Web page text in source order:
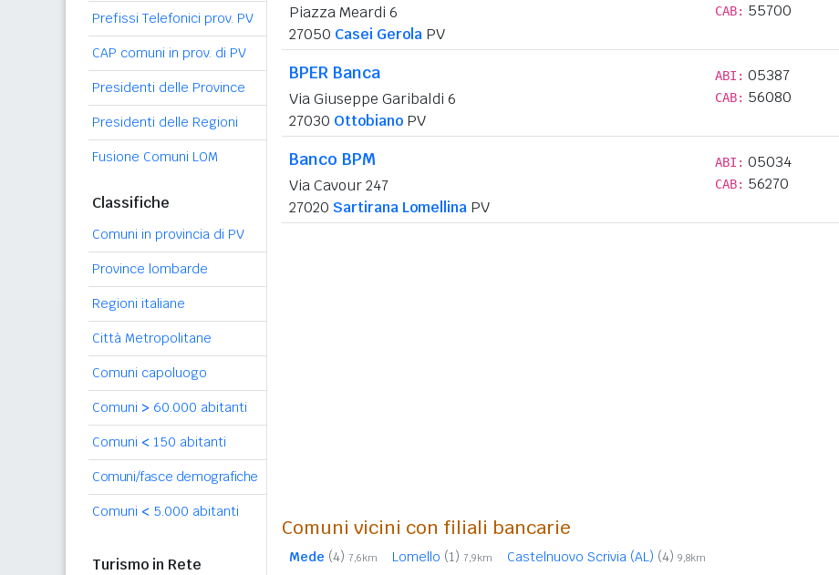
Prefissi Telefonici prov. PV
CAP comuni in prov. di PV
Presidenti delle Province
Presidenti delle Regioni
Fusione Comuni LOM
Classifiche
Comuni in provincia di PV
Province lombarde
Regioni italiane
Città Metropolitane
Comuni capoluogo
Comuni > 60.000 abitanti
Comuni < 150 abitanti
Comuni/fasce demografiche
Comuni < 5.000 abitanti
Turismo in Rete
Piazza Meardi 6
27050 Casei Gerola PV
CAB: 55700
BPER Banca
Via Giuseppe Garibaldi 6
27030 Ottobiano PV
ABI: 05387
CAB: 56080
Banco BPM
Via Cavour 247
27020 Sartirana Lomellina PV
ABI: 05034
CAB: 56270
Comuni vicini con filiali bancarie
Mede (4) 7,6km Lomello (1) 7,9km Castelnuovo Scrivia (AL) (4) 9,8km